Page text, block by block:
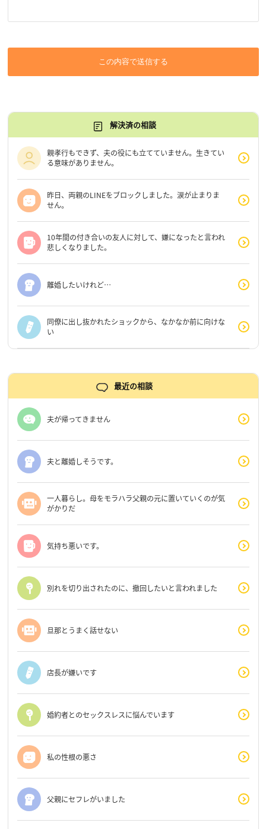
この内容で送信する
解決済の相談
親孝行もできず、夫の役にも立てていません。生きてい
る意味がありません。
昨日、両親のLINEをブロックしました。涙が止まりま
せん。
10年間の付き合いの友人に対して、嫌になったと言われ
悲しくなりました。
離婚したいけれど…
同僚に出し抜かれたショックから、なかなか前に向けな
い
最近の相談
夫が帰ってきません
夫と離婚しそうです。
一人暮らし。母をモラハラ父親の元に置いていくのが気
がかりだ
気持ち悪いです。
別れを切り出されたのに、撤回したいと言われました
旦那とうまく話せない
店長が嫌いです
婚約者とのセックスレスに悩んでいます
私の性根の悪さ
父親にセフレがいました